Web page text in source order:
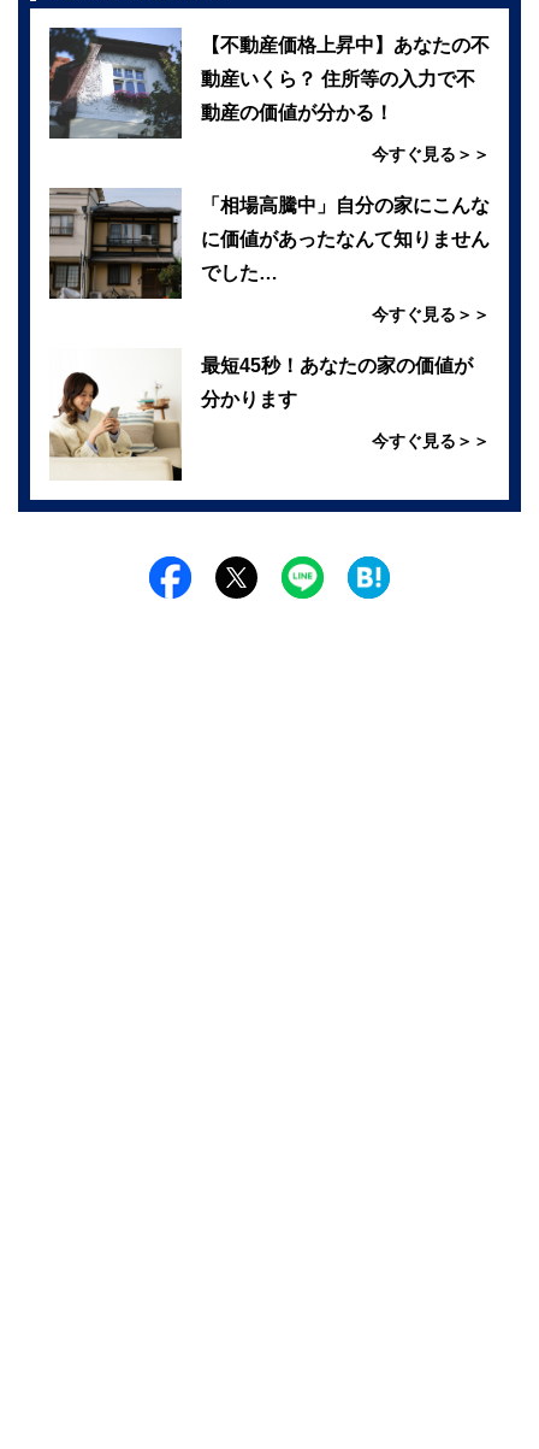
【不動産価格上昇中】あなたの不
動産いくら？ 住所等の入力で不
動産の価値が分かる！
今すぐ見る＞＞
「相場高騰中」自分の家にこんな
に価値があったなんて知りません
でした…
今すぐ見る＞＞
最短45秒！あなたの家の価値が
分かります
今すぐ見る＞＞